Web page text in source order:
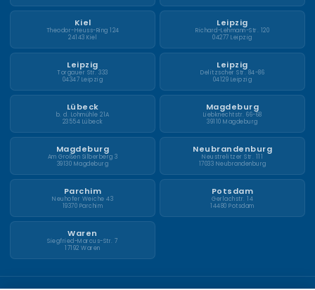
Kiel
Theodor-Heuss-Ring 124
24143 Kiel
Leipzig
Richard-Lehmann-Str. 120
04277 Leipzig
Leipzig
Torgauer Str. 333
04347 Leipzig
Leipzig
Delitzscher Str. 84-86
04129 Leipzig
Lübeck
b. d. Lohmühle 21A
23554 Lübeck
Magdeburg
Liebknechtstr. 66-68
39110 Magdeburg
Magdeburg
Am Großen Silberberg 3
39130 Magdeburg
Neubrandenburg
Neustrelitzer Str. 111
17033 Neubrandenburg
Parchim
Neuhofer Weiche 43
19370 Parchim
Potsdam
Gerlachstr. 14
14480 Potsdam
Waren
Siegfried-Marcus-Str. 7
17192 Waren